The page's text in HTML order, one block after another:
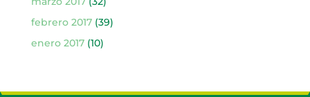
febrero 2017(39)
enero 2017(10)